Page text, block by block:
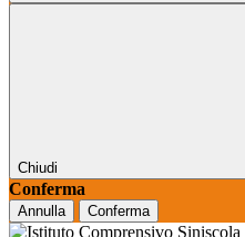
Chiudi
Conferma
Annulla Conferma